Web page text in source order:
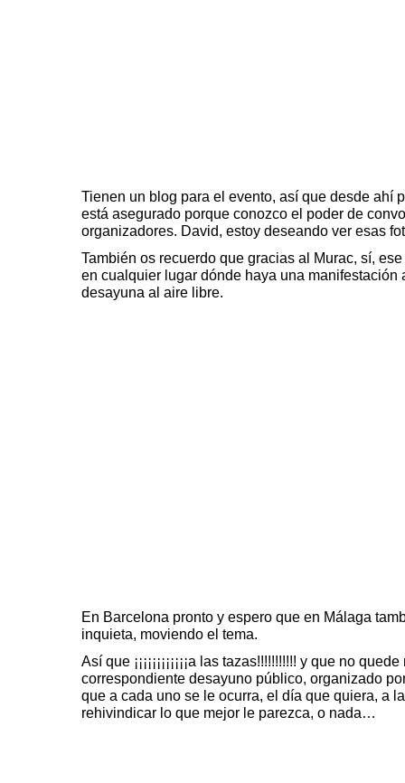
Tienen un blog para el evento, así que desde ahí
está asegurado porque conozco el poder de
organizadores. David, estoy deseando ver esas
También os recuerdo que gracias al Murac, sí,
en cualquier lugar dónde haya una manifestación
desayuna al aire libre.
En Barcelona pronto y espero que en Málaga
inquieta, moviendo el tema.
Así que ¡¡¡¡¡¡¡¡¡¡¡¡a las tazas!!!!!!!!!!! y que no
correspondiente desayuno público, organizado
que a cada uno se le ocurra, el día que quiera, a
rehivindicar lo que mejor le parezca, o nada…